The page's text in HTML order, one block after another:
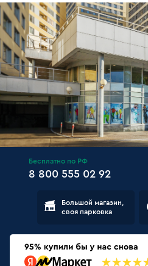
Бесплатно по РФ
8 800 555 02 92
Большой магазин,
своя парковка